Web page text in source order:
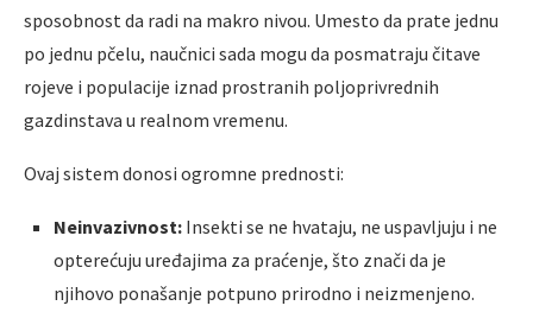
sposobnost da radi na makro nivou. Umesto da prate jednu
po jednu pčelu, naučnici sada mogu da posmatraju čitave
rojeve i populacije iznad prostranih poljoprivrednih
gazdinstava u realnom vremenu.
Ovaj sistem donosi ogromne prednosti:
Neinvazivnost: Insekti se ne hvataju, ne uspavljuju i ne
opterećuju uređajima za praćenje, što znači da je
njihovo ponašanje potpuno prirodno i neizmenjeno.